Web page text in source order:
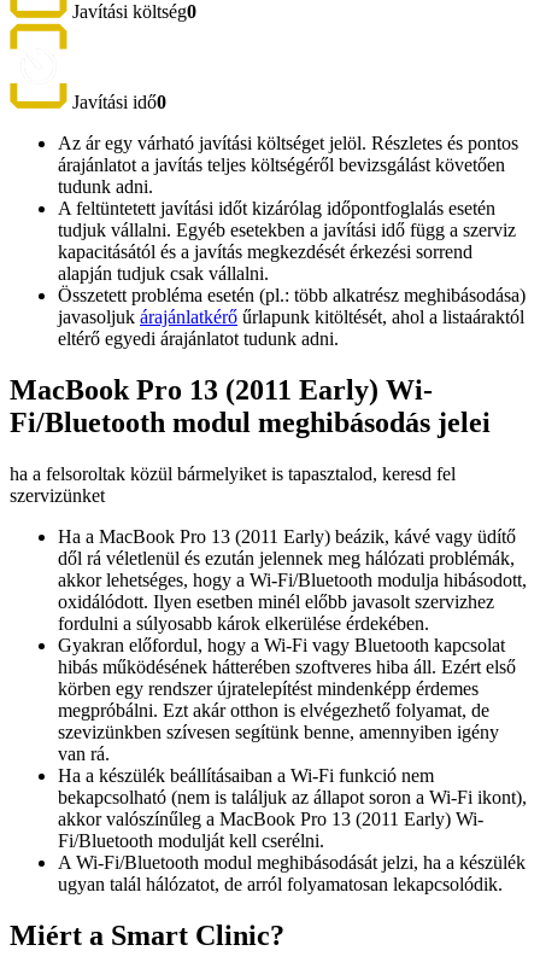
Javítási költség0
Javítási idő0
Az ár egy várható javítási költséget jelöl. Részletes és pontos
árajánlatot a javítás teljes költségéről bevizsgálást követően
tudunk adni.
A feltüntetett javítási időt kizárólag időpontfoglalás esetén
tudjuk vállalni. Egyéb esetekben a javítási idő függ a szerviz
kapacitásától és a javítás megkezdését érkezési sorrend
alapján tudjuk csak vállalni.
Összetett probléma esetén (pl.: több alkatrész meghibásodása)
javasoljuk árajánlatkérő űrlapunk kitöltését, ahol a listaáraktól
eltérő egyedi árajánlatot tudunk adni.
MacBook Pro 13 (2011 Early) Wi-
Fi/Bluetooth modul meghibásodás jelei
ha a felsoroltak közül bármelyiket is tapasztalod, keresd fel
szervizünket
Ha a MacBook Pro 13 (2011 Early) beázik, kávé vagy üdítő
dől rá véletlenül és ezután jelennek meg hálózati problémák,
akkor lehetséges, hogy a Wi-Fi/Bluetooth modulja hibásodott,
oxidálódott. Ilyen esetben minél előbb javasolt szervizhez
fordulni a súlyosabb károk elkerülése érdekében.
Gyakran előfordul, hogy a Wi-Fi vagy Bluetooth kapcsolat
hibás működésének hátterében szoftveres hiba áll. Ezért első
körben egy rendszer újratelepítést mindenképp érdemes
megpróbálni. Ezt akár otthon is elvégezhető folyamat, de
szevizünkben szívesen segítünk benne, amennyiben igény
van rá.
Ha a készülék beállításaiban a Wi-Fi funkció nem
bekapcsolható (nem is találjuk az állapot soron a Wi-Fi ikont),
akkor valószínűleg a MacBook Pro 13 (2011 Early) Wi-
Fi/Bluetooth modulját kell cserélni.
A Wi-Fi/Bluetooth modul meghibásodását jelzi, ha a készülék
ugyan talál hálózatot, de arról folyamatosan lekapcsolódik.
Miért a Smart Clinic?